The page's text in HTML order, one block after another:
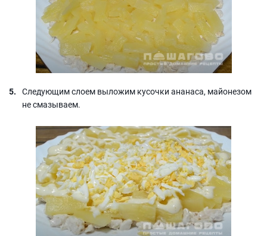
Следующим слоем выложим кусочки ананаса, майонезом
не смазываем.